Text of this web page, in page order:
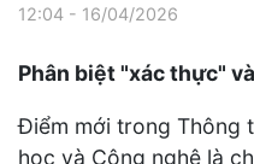
12:04 - 16/04/2026
Phân biệt "xác thực"
Điểm mới trong Thông
học và Công nghệ là